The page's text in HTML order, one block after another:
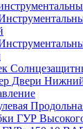
Двери
ГУР